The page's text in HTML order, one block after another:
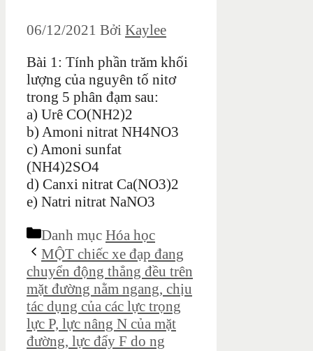
06/12/2021 Bởi Kaylee
Bài 1: Tính phần trăm khối
lượng của nguyên tố nitơ
trong 5 phân đạm sau:
a) Urê CO(NH2)2
b) Amoni nitrat NH4NO3
c) Amoni sunfat
(NH4)2SO4
d) Canxi nitrat Ca(NO3)2
e) Natri nitrat NaNO3
Danh mục Hóa học
MỘT chiếc xe đạp đang
chuyển động thẳng đều trên
mặt đường nằm ngang, chịu
tác dụng của các lực trọng
lực P, lực nâng N của mặt
đường, lực đẩy F do ng